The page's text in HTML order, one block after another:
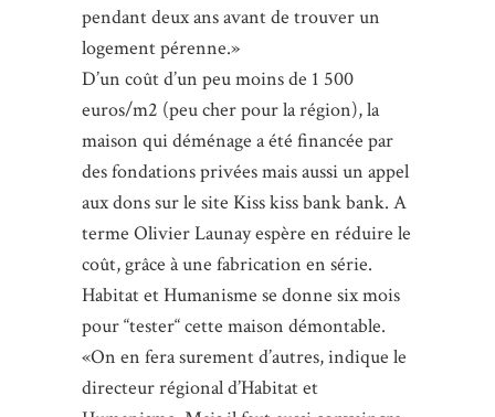
pendant deux ans avant de trouver un
logement pérenne.»
D’un coût d’un peu moins de 1 500
euros/m2 (peu cher pour la région), la
maison qui déménage a été financée par
des fondations privées mais aussi un appel
aux dons sur le site Kiss kiss bank bank. A
terme Olivier Launay espère en réduire le
coût, grâce à une fabrication en série.
Habitat et Humanisme se donne six mois
pour “tester“ cette maison démontable.
«On en fera surement d’autres, indique le
directeur régional d’Habitat et